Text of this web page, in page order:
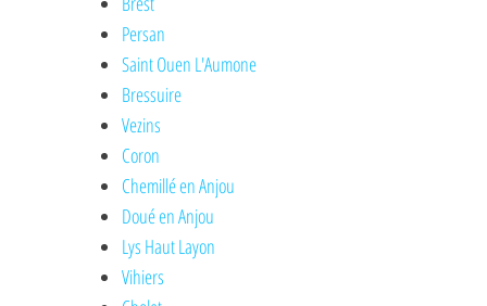
Persan
Saint Ouen L'Aumone
Bressuire
Vezins
Coron
Chemillé en Anjou
Doué en Anjou
Lys Haut Layon
Vihiers